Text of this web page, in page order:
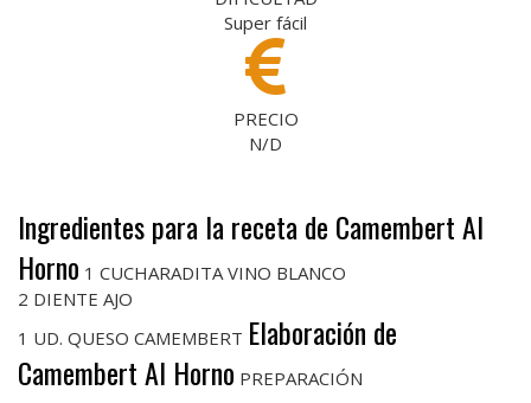
Super fácil
PRECIO
N/D
Ingredientes para la receta de Camembert Al
Horno 1 CUCHARADITA VINO BLANCO
2 DIENTE AJO
1 UD. QUESO CAMEMBERT Elaboración de
Camembert Al Horno PREPARACIÓN